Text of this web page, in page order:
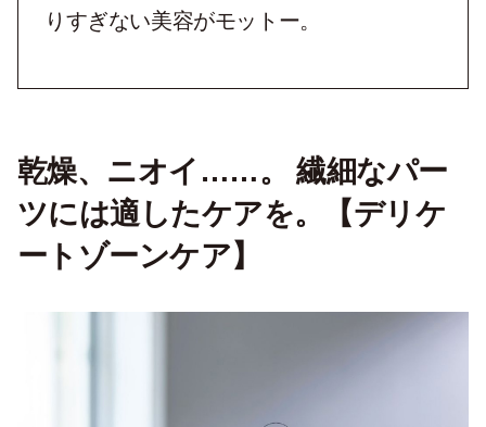
りすぎない美容がモットー。
乾燥、ニオイ……。 繊細なパー
ツには適したケアを。【デリケ
ートゾーンケア】